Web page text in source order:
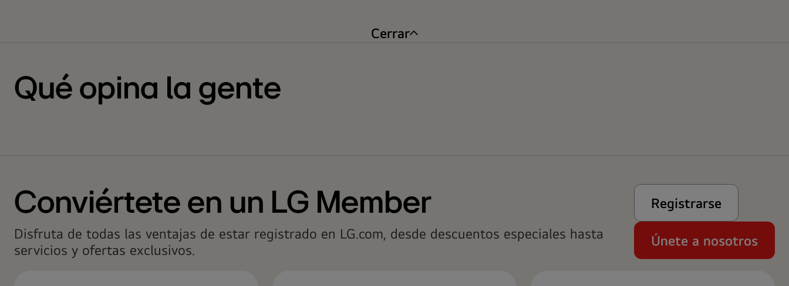
Cerrar
Qué opina la gente
Conviértete en un LG Member
Disfruta de todas las ventajas de estar registrado en LG.com, desde descuentos especiales hasta
servicios y ofertas exclusivos.
Registrarse
Únete a nosotros